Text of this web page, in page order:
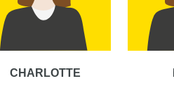
CHARLOTTE